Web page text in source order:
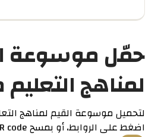
حمّل موسوعة
لمناهج التعليم
لتحميل موسوعة القيم لمناهج
اضغط على الروابط، أو بمسح QR code بالكامرة: